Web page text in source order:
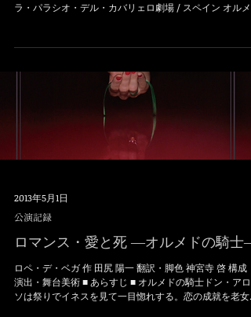
ラ・パラシオ・デル・カバリェロ劇場 / スペイン オルメ
2013年5月1日
公演記録
ロマンス・愛と死 ―オルメドの騎士―
ロペ・デ・ベガ 作 田尻 陽一 翻訳・脚色 神宮寺 啓 構成・
演出・舞台美術 ■ あらすじ ■ オルメドの騎士ドン・アロ
ソは祭りでイネスを見て一目惚れする。恋の成就を老女